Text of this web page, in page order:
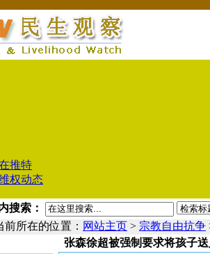
推特
权动态
搜索：
前所在的位置： 网站主页 > 宗教自由抗争
张森徐超被强制要求将孩子